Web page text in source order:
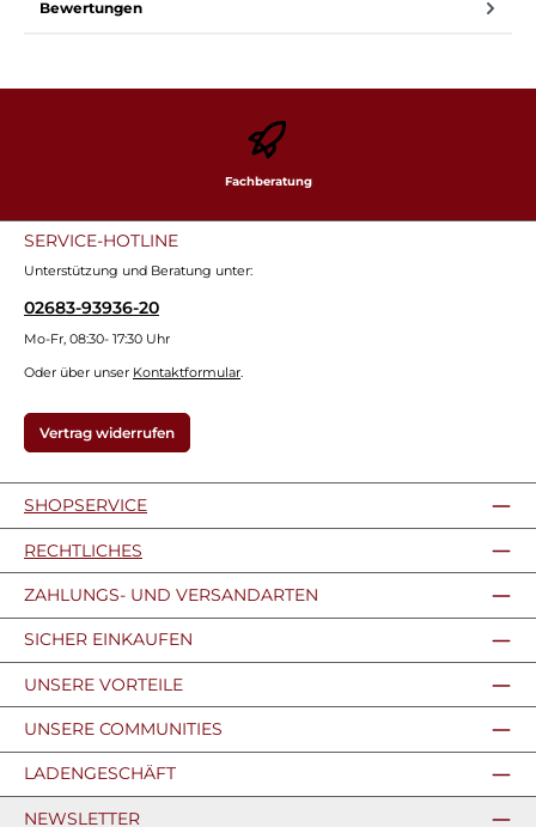
Bewertungen
Fachberatung
SERVICE-HOTLINE
Unterstützung und Beratung unter:
02683-93936-20
Mo-Fr, 08:30- 17:30 Uhr
Oder über unser Kontaktformular.
Vertrag widerrufen
SHOPSERVICE
RECHTLICHES
ZAHLUNGS- UND VERSANDARTEN
SICHER EINKAUFEN
UNSERE VORTEILE
UNSERE COMMUNITIES
LADENGESCHÄFT
NEWSLETTER